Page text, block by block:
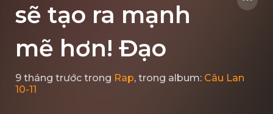
sẽ tạo ra mạnh
mẽ hơn! Đạo
9 tháng trước trong Rap, trong album: Câu Lan
10-11